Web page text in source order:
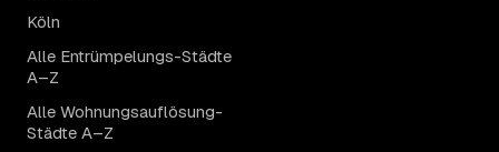
Köln
Alle Entrümpelungs-Städte
A–Z
Alle Wohnungsauflösung-
Städte A–Z